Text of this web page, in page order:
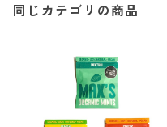
同じカテゴリの商品